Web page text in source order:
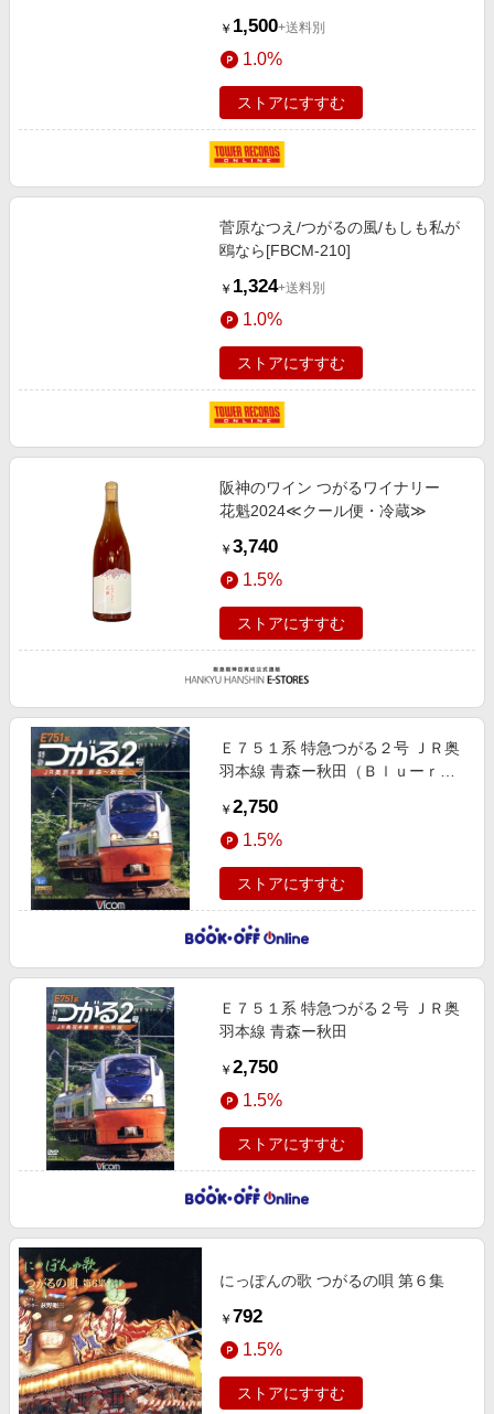
￥ 1,500+送料別
1.0%
ストアにすすむ
菅原なつえ/つがるの風/もしも私が
鴎なら[FBCM-210]
￥ 1,324+送料別
1.0%
ストアにすすむ
阪神のワイン つがるワイナリー
花魁2024≪クール便・冷蔵≫
￥ 3,740
1.5%
ストアにすすむ
Ｅ７５１系 特急つがる２号 ＪＲ奥
羽本線 青森ー秋田（Ｂｌｕーｒａ
￥ 2,750
1.5%
ストアにすすむ
Ｅ７５１系 特急つがる２号 ＪＲ奥
羽本線 青森ー秋田
￥ 2,750
1.5%
ストアにすすむ
にっぽんの歌 つがるの唄 第６集
￥ 792
1.5%
ストアにすすむ